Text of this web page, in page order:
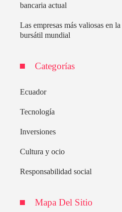
bancaria actual
Las empresas más valiosas en
bursátil mundial
Categorías
Ecuador
Tecnología
Inversiones
Cultura y ocio
Responsabilidad social
Mapa Del Sitio